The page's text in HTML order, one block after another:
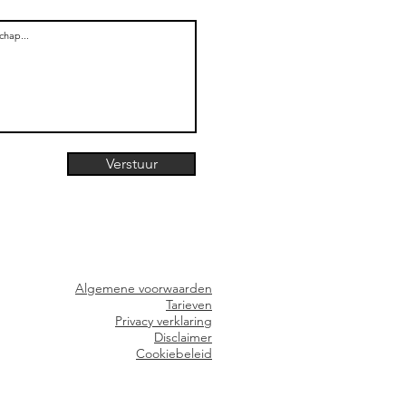
Verstuur
Algemene voorwaarden
Tarieven
Privacy verklaring
Disclaimer
Cookiebeleid